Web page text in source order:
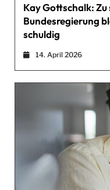
Kay Gottschalk: Zu
Bundesregierung
schuldig
14. April 2026